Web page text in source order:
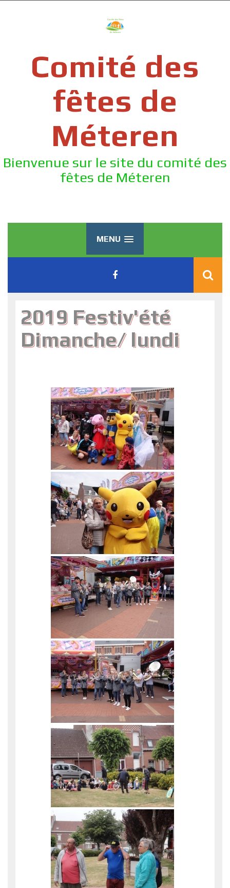
Comité des
fêtes de
Méteren
Bienvenue sur le site du comité des
fêtes de Méteren
MENU
2019 Festiv'été
Dimanche/ lundi